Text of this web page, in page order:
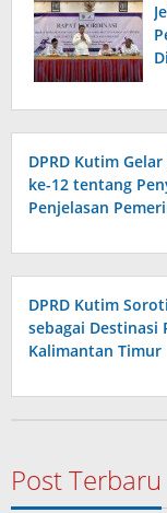
DPRD Kutim
ke-12 tentang
Penjelasan
DPRD Kutim
sebagai Destinasi
Kalimantan Timur
Post Terbaru